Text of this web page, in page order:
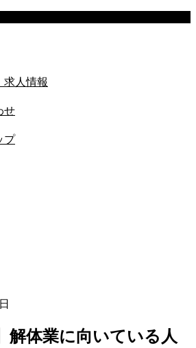
求人情報
せ
プ
解体業に向いている人